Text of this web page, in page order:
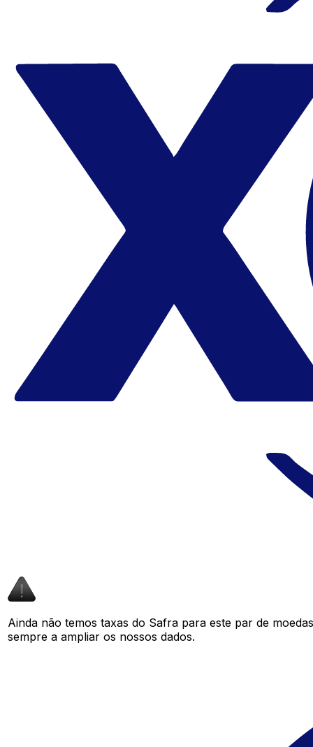
Ainda não temos taxas do Safra para este par de
sempre a ampliar os nossos dados.